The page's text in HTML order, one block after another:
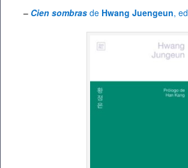
– Cien sombras de Hwang Juengeun,